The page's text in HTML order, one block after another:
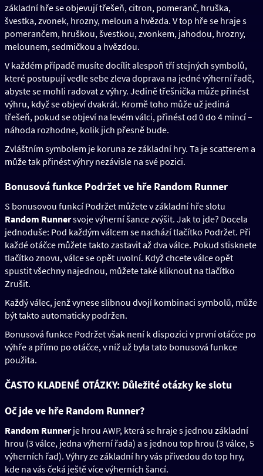
základní hře se objevují třešeň, citron, pomeranč, hruška,
švestka, zvonek, hrozny, meloun a hvězda. V top hře se hraje s
pomerančem, hruškou, švestkou, zvonkem, jahodou, hrozny,
melounem, sedmičkou a hvězdou.
V každém případě musíte docílit alespoň tří stejných symbolů,
které postupují vedle sebe zleva doprava na jedné výherní řadě,
abyste se mohli radovat z výhry. Jedině třešnička může přinést
výhru, když se objeví dvakrát. Kromě toho může už jediná
třešeň, pokud se objeví na levém válci, přinést od 0 do 4 mincí –
náhoda rozhodne, kolik jich přesně bude.
Zvláštním symbolem je koruna ze základní hry. Ta je scatterem a
může tak přinést výhry nezávisle na své pozici.
Bonusová funkce Podržet ve hře Random Runner
S bonusovou funkcí Podržet můžete v základní hře slotu
Random Runnersvoje výherní šance zvýšit. Jak to jde? Docela
jednoduše: Pod každým válcem se nachází tlačítko Podržet. Při
každé otáčce můžete takto zastavit až dva válce. Pokud stisknete
tlačítko znovu, válce se opět uvolní. Když chcete válce opět
spustit všechny najednou, můžete také kliknout na tlačítko
Zrušit.
Každý válec, jenž vynese slibnou dvojí kombinaci symbolů, může
být takto automaticky podržen.
Bonusová funkce Podržet však není k dispozici v první otáčce po
výhře a přímo po otáčce, v níž už byla tato bonusová funkce
použita.
ČASTO KLADENÉ OTÁZKY: Důležité otázky ke slotu
Oč jde ve hře Random Runner?
Random Runnerje hrou AWP, která se hraje s jednou základní
hrou (3 válce, jedna výherní řada) a s jednou top hrou (3 válce, 5
výherních řad). Výhry ze základní hry vás přivedou do top hry,
kde na vás čeká ještě více výherních šancí.